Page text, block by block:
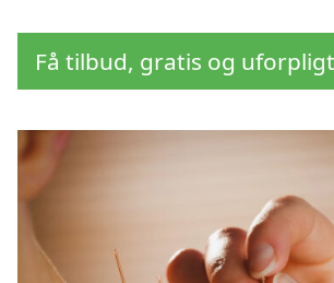
Få tilbud, gratis og